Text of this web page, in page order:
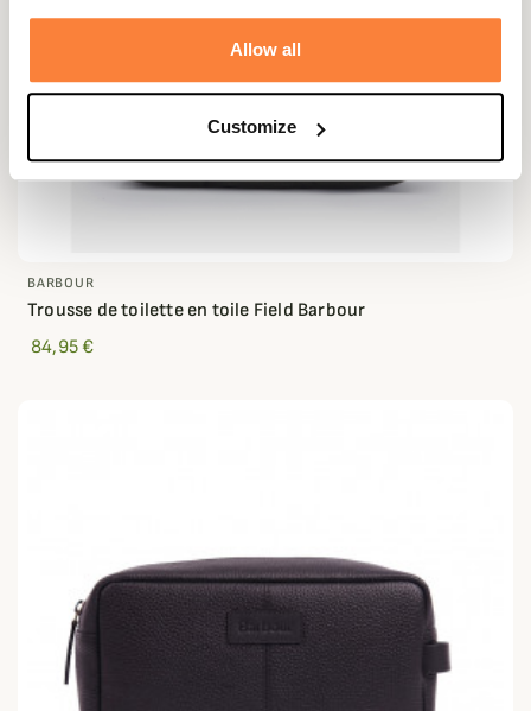
Allow all
Customize
BARBOUR
Trousse de toilette en toile Field Barbour
84,95 €